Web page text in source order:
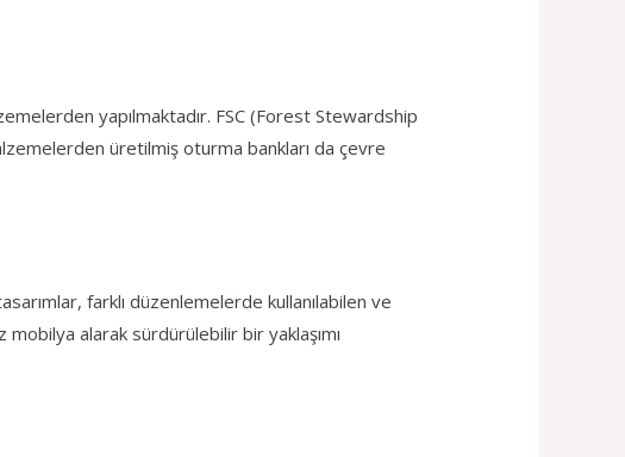
yapılmaktadır. FSC (Forest Stewardship
üretilmiş oturma bankları da çevre
farklı düzenlemelerde kullanılabilen ve
alarak sürdürülebilir bir yaklaşımı